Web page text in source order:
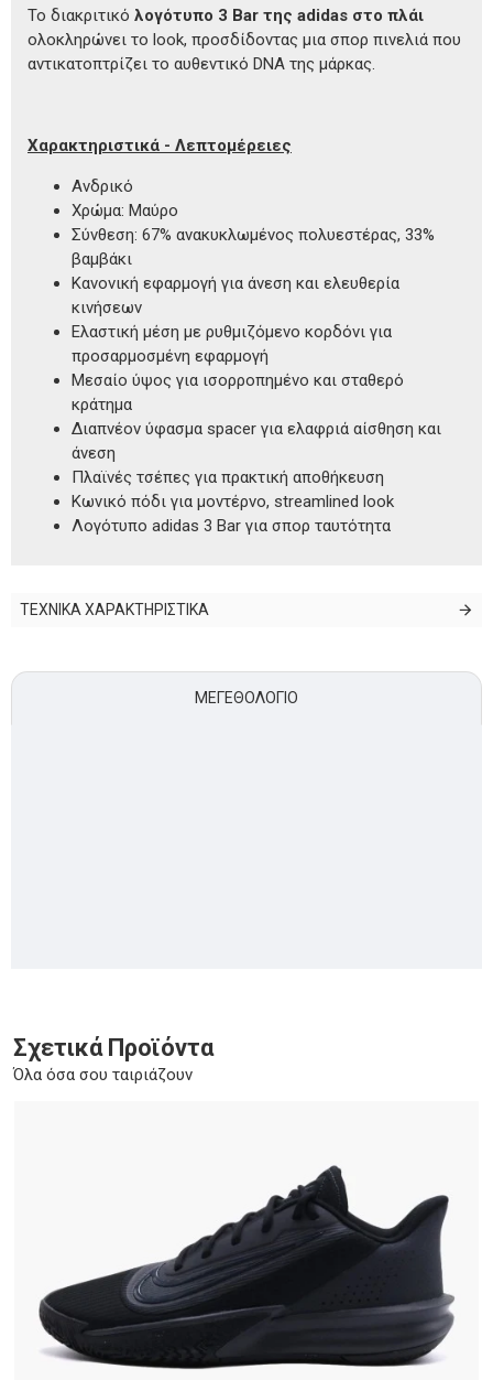
Το διακριτικό λογότυπο 3 Bar της adidas στο πλάι
ολοκληρώνει το look, προσδίδοντας μια σπορ πινελιά που
αντικατοπτρίζει το αυθεντικό DNA της μάρκας.
Χαρακτηριστικά - Λεπτομέρειες
Ανδρικό
Χρώμα: Μαύρο
Σύνθεση: 67% ανακυκλωμένος πολυεστέρας, 33%
βαμβάκι
Κανονική εφαρμογή για άνεση και ελευθερία
κινήσεων
Ελαστική μέση με ρυθμιζόμενο κορδόνι για
προσαρμοσμένη εφαρμογή
Μεσαίο ύψος για ισορροπημένο και σταθερό
κράτημα
Διαπνέον ύφασμα spacer για ελαφριά αίσθηση και
άνεση
Πλαϊνές τσέπες για πρακτική αποθήκευση
Κωνικό πόδι για μοντέρνο, streamlined look
Λογότυπο adidas 3 Bar για σπορ ταυτότητα
ΤΕΧΝΙΚΑ ΧΑΡΑΚΤΗΡΙΣΤΙΚΑ
ΜΕΓΕΘΟΛΌΓΙΟ
Σχετικά Προϊόντα
Όλα όσα σου ταιριάζουν